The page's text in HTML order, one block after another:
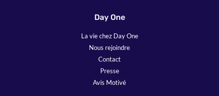
Day One
La vie chez Day One
Nous rejoindre
Contact
Presse
Avis Motivé